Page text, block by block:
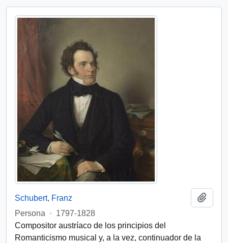
Schubert, Franz
Persona
· 1797-1828
Compositor austríaco de los principios del
Romanticismo musical y, a la vez, continuador de la